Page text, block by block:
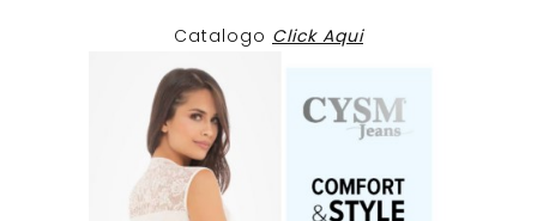
Catalogo Click Aqui